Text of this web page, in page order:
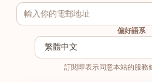
偏好語系
訂閱即表示同意本站的服務